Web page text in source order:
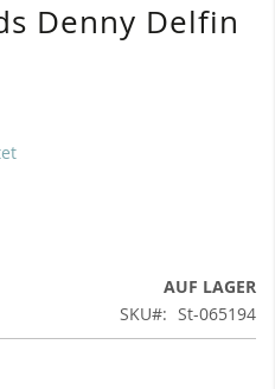
Denny Delfin
AUF LAGER
SKU
St-065194